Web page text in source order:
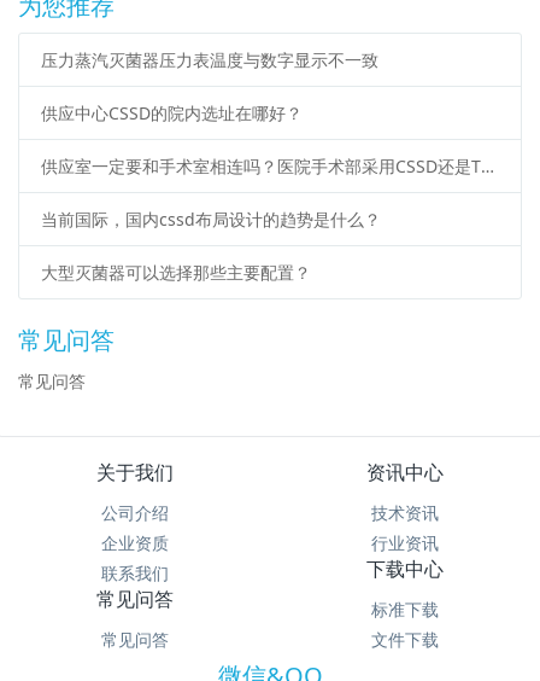
压力蒸汽灭菌器压力表温度与数字显示不一致
供应中心CSSD的院内选址在哪好？
供应室一定要和手术室相连吗？医院手术部采用CSSD还是TSSU好？
当前国际，国内cssd布局设计的趋势是什么？
大型灭菌器可以选择那些主要配置？
常见问答
常见问答
关于我们
公司介绍
企业资质
联系我们
资讯中心
技术资讯
行业资讯
下载中心
标准下载
文件下载
常见问答
常见问答